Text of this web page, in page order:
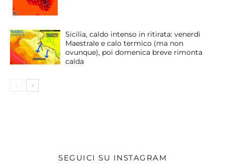
Sicilia, caldo intenso in ritirata: venerdì
Maestrale e calo termico (ma non
ovunque), poi domenica breve rimonta
calda
SEGUICI SU INSTAGRAM